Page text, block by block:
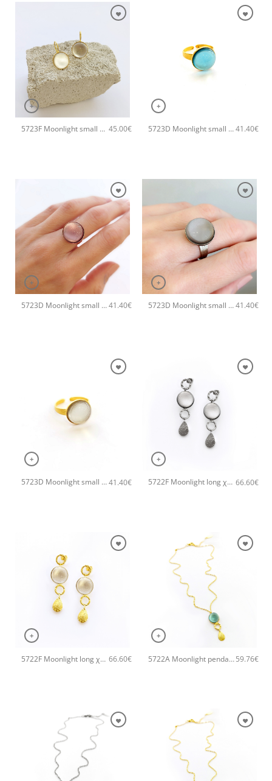
+
5723F Moonlight small χειροποίητα σκουλαρίκια Catherine bijoux Άσπρο 45.00€
+
5723D Moonlight small χειροποίητο δαχτυλιδι Catherine bijoux Τυρκουάζ41.40€
+
5723D Moonlight small χειροποίητο δαχτυλιδι Catherine bijoux Μωβ41.40€
+
5723D Moonlight small χειροποίητο δαχτυλιδι Catherine bijoux Γκρι41.40€
+
5723D Moonlight small χειροποίητο δαχτυλιδι Catherine bijoux Άσπρο41.40€
+
5722F Moonlight long χειροποίητα σκουλαρίκια Catherine bijoux Γκρι 66.60€
+
5722F Moonlight long χειροποίητα σκουλαρίκια Catherine bijoux Άσπρο 66.60€
+
5722A Moonlight pendant χειροποίητο κολιέ Catherine bijoux Τυρκουάζ59.76€